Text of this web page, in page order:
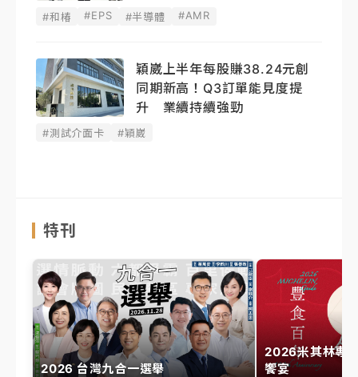
#和椿 #EPS #半導體 #AMR
穎崴上半年每股賺38.24元創
同期新高！Q3訂單能見度提
升 業續持續強勁
#測試介面卡 #穎崴
特刊
2026 台灣九合一選舉
2026米其林專
饗宴